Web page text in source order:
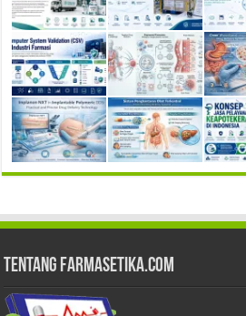
Tentang Farmasetika.com